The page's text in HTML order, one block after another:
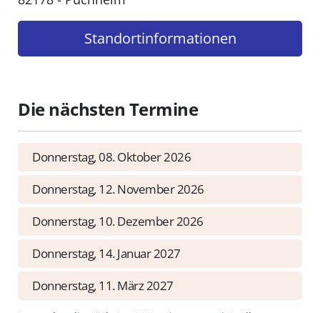
Standort­informationen
Die nächsten Termine
Donnerstag, 08. Oktober 2026
Donnerstag, 12. November 2026
Donnerstag, 10. Dezember 2026
Donnerstag, 14. Januar 2027
Donnerstag, 11. März 2027